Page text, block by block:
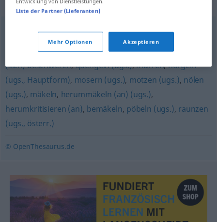
Synonyme für "maulen"
räsonieren (sich) beklagen
(schweiz.),meckern (ugs.), (sich) auskotzen (derb)
(sich) beschweren,quengeln (ugs.),murren,nörgeln
(ugs., Hauptform), mosern (ugs.), motzen (ugs.), nölen
(ugs.), mäkeln, herummäkeln (an) (ugs.),
herumkritisieren (an), bemäkeln, pöbeln (ugs.), raunzen
(ugs., österr.)
© OpenThesaurus.de
Liste der Partner (Lieferanten)
Mehr Optionen Akzeptieren